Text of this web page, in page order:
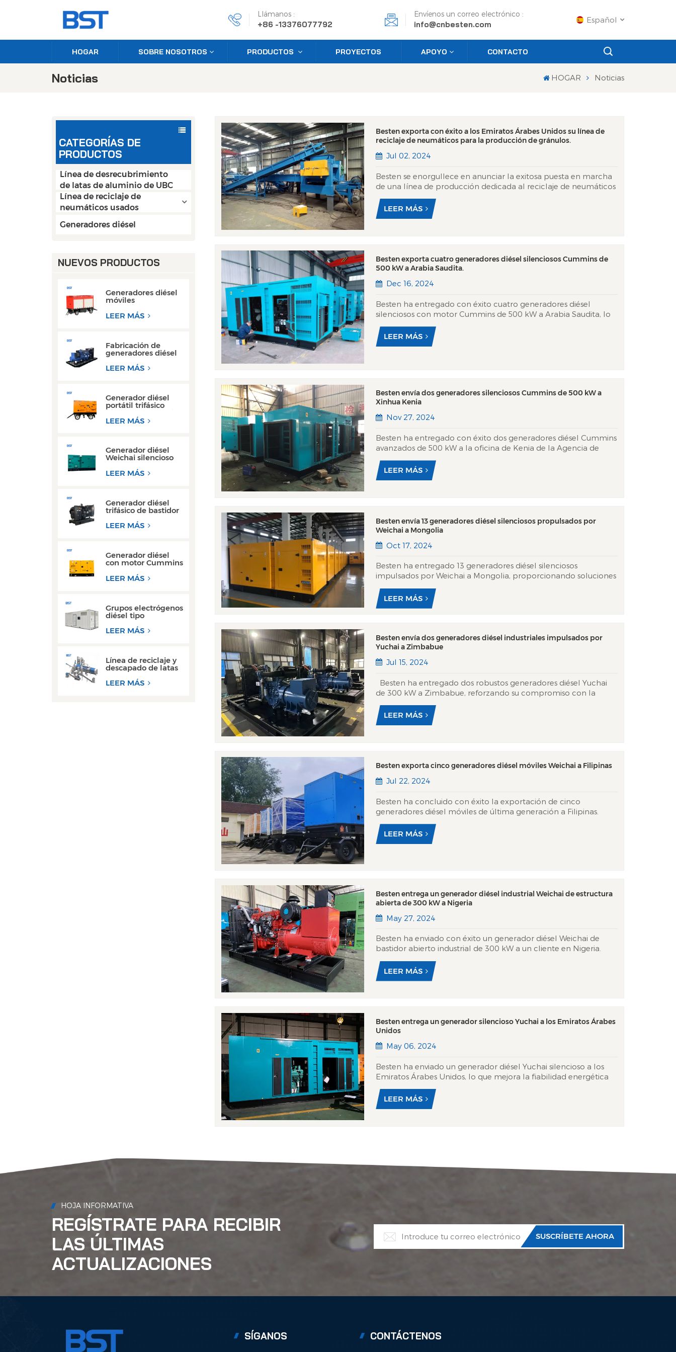
Llámanos :
+86 -13376077792
Envíenos un correo electrónico :
info@cnbesten.com
Español
English
Español
عربي
HOGAR SOBRE NOSOTROS PRODUCTOS PROYECTOS APOYO CONTACTO
Noticias HOGAR Noticias
CATEGORÍAS DE
PRODUCTOS
Línea de desrecubrimiento
de latas de aluminio de UBC
Línea de reciclaje de
neumáticos usados
Generadores diésel
NUEVOS PRODUCTOS
Generadores diésel
móviles
monofásicos con
motor Cummins
LEER MÁS
Fabricación de
generadores diésel
Weichai de 300 kW
con motor de
LEER MÁS
Generador diésel
portátil trifásico
súper silencioso, tipo
remolque, de 200
LEER MÁS
Generador diésel
Weichai silencioso
150 kVA y 200 kVA,
LEER MÁS
Generador diésel
trifásico de bastidor
rendimiento con
LEER MÁS
Generador diésel
con motor Cummins
silencioso de 100
LEER MÁS
Grupos electrógenos
diésel tipo
contenedor de 300
kW y 350 kVA, los
LEER MÁS
Línea de reciclaje y
descapado de latas
de aluminio de
desecho de alto
LEER MÁS
Besten exporta con éxito a los Emiratos Árabes Unidos su línea de
reciclaje de neumáticos para la producción de gránulos.
Jul 02, 2024
Besten se enorgullece en anunciar la exitosa puesta en marcha
de una línea de producción dedicada al reciclaje de neumáticos
la producción de gránulos. Este sistema de vanguardia procesa
neumáticos usados ​​con una eficiencia excepcional,...
LEER MÁS
Besten exporta cuatro generadores diésel silenciosos Cummins de
500 kW a Arabia Saudita.
Dec 16, 2024
Besten ha entregado con éxito cuatro generadores diésel
silenciosos con motor Cummins de 500 kW a Arabia Saudita, lo
energéticas robustas y personalizadas en el área de Oriente
Medio. Estos generadores, que utiliza...
LEER MÁS
Besten envía dos generadores silenciosos Cummins de 500 kW a
Xinhua Kenia
Nov 27, 2024
Besten ha entregado con éxito dos generadores diésel Cummins
avanzados de 500 kW a la oficina de Kenia de la Agencia de
respaldo crítico para las operaciones africanas del servicio de
noticias nacional chi...
LEER MÁS
Besten envía 13 generadores diésel silenciosos propulsados por
Weichai a Mongolia
Oct 17, 2024
Besten ha entregado 13 generadores diésel silenciosos
impulsados por Weichai a Mongolia, proporcionando soluciones
Utilizando los motores Tier 3 de Weichai y la tecnología de
cubierta silenciosa de Besten, las unidades l...
LEER MÁS
Besten envía dos generadores diésel industriales impulsados por
Yuchai a Zimbabue
Jul 15, 2024
Besten ha entregado dos robustos generadores diésel Yuchai
de 300 kW a Zimbabue, reforzando su compromiso con la
energéticos crónicos. Estas unidades industriales incorporan los
potentes motore...
LEER MÁS
Besten exporta cinco generadores diésel móviles Weichai a Filipinas
Jul 22, 2024
Besten ha concluido con éxito la exportación de cinco
generadores diésel móviles de última generación a Filipinas.
se enviarán este mes. Estos generadores portátiles est&aacu...
LEER MÁS
Besten entrega un generador diésel industrial Weichai de estructura
abierta de 300 kW a Nigeria
May 27, 2024
Besten ha enviado con éxito un generador diésel Weichai de
bastidor abierto industrial de 300 kW a un cliente en Nigeria.
energía de respaldo o primaria confiable para operaciones
esenciales en Nigeria, donde e...
LEER MÁS
Besten entrega un generador silencioso Yuchai a los Emiratos Árabes
Unidos
May 06, 2024
Besten ha enviado un generador diésel Yuchai silencioso a los
Emiratos Árabes Unidos, lo que mejora la fiabilidad energética
combina un rendimiento ultrasilencioso (64 dB(A) a 7 m) con
una durabilidad excepcional...
LEER MÁS
HOJA INFORMATIVA
REGÍSTRATE PARA RECIBIR
LAS ÚLTIMAS
ACTUALIZACIONES
SÍGANOS CONTÁCTENOS